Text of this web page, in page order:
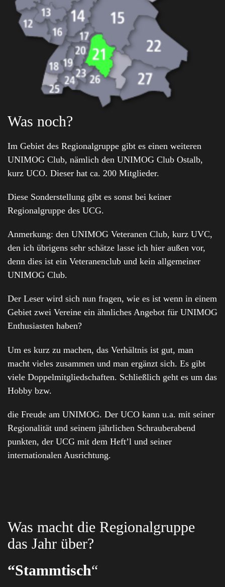
Was noch?
Im Gebiet des Regionalgruppe gibt es einen weiteren
UNIMOG Club, nämlich den UNIMOG Club Ostalb,
kurz UCO. Dieser hat ca. 200 Mitglieder.
Diese Sonderstellung gibt es sonst bei keiner
Regionalgruppe des UCG.
Anmerkung: den UNIMOG Veteranen Club, kurz UVC,
den ich übrigens sehr schätze lasse ich hier außen vor,
denn dies ist ein Veteranenclub und kein allgemeiner
UNIMOG Club.
Der Leser wird sich nun fragen, wie es ist wenn in einem
Gebiet zwei Vereine ein ähnliches Angebot für UNIMOG
Enthusiasten haben?
Um es kurz zu machen, das Verhältnis ist gut, man
macht vieles zusammen und man ergänzt sich. Es gibt
viele Doppelmitgliedschaften. Schließlich geht es um das
Hobby bzw.
die Freude am UNIMOG. Der UCO kann u.a. mit seiner
Regionalität und seinem jährlichen Schrauberabend
punkten, der UCG mit dem Heft’l und seiner
internationalen Ausrichtung.
Was macht die Regionalgruppe
das Jahr über?
“Stammtisch“